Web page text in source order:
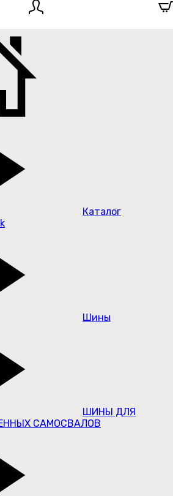
Каталог
Шины
ШИНЫ ДЛЯ
САМОСВАЛОВ